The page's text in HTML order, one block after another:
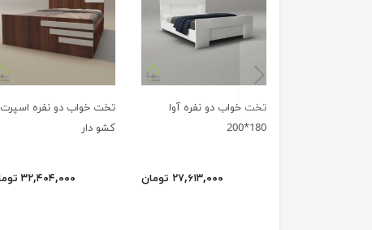
تخت خواب دو نفره آوا
180*200
۲۷,۶۱۳,۰۰۰ تومان
تخت خواب دو نفره اسپرت
کشو دار
۳۲,۴۰۴,۰۰۰ تومان
previus